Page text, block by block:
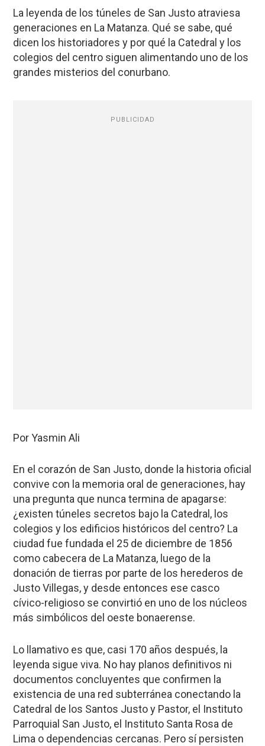
La leyenda de los túneles de San Justo atraviesa
generaciones en La Matanza. Qué se sabe, qué
dicen los historiadores y por qué la Catedral y los
colegios del centro siguen alimentando uno de los
grandes misterios del conurbano.
PUBLICIDAD
Por Yasmin Ali
En el corazón de San Justo, donde la historia oficial
convive con la memoria oral de generaciones, hay
una pregunta que nunca termina de apagarse:
¿existen túneles secretos bajo la Catedral, los
colegios y los edificios históricos del centro? La
ciudad fue fundada el 25 de diciembre de 1856
como cabecera de La Matanza, luego de la
donación de tierras por parte de los herederos de
Justo Villegas, y desde entonces ese casco
cívico-religioso se convirtió en uno de los núcleos
más simbólicos del oeste bonaerense.
Lo llamativo es que, casi 170 años después, la
leyenda sigue viva. No hay planos definitivos ni
documentos concluyentes que confirmen la
existencia de una red subterránea conectando la
Catedral de los Santos Justo y Pastor, el Instituto
Parroquial San Justo, el Instituto Santa Rosa de
Lima o dependencias cercanas. Pero sí persisten